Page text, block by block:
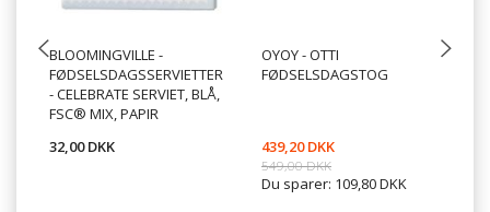
BLOOMINGVILLE -
FØDSELSDAGSSERVIETTER
- CELEBRATE SERVIET, BLÅ,
FSC® MIX, PAPIR
32,00 DKK
OYOY - OTTI
FØDSELSDAGSTOG
439,20 DKK
549,00 DKK
Du sparer: 109,80 DKK